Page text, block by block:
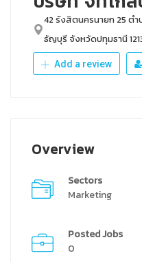
42 รังสิตนครนายก 25 ตำ
ธัญบุรี จังหวัดปทุมธานี
Add a review
Overview
Sectors
Marketing
Posted Jobs
0